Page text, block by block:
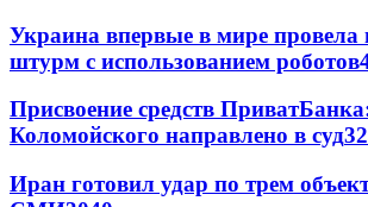
Украина впервые в мире
штурм с использованием роботов
Присвоение средств
Коломойского направлено в суд
Иран готовил удар по трем